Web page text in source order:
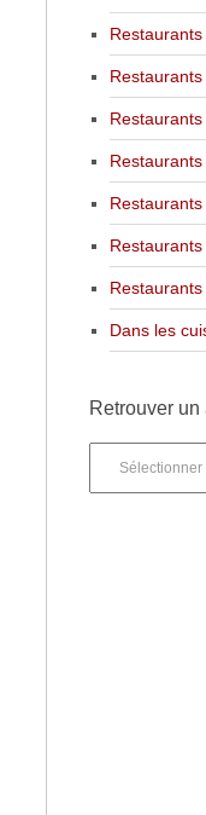
Restaurants
Restaurants
Dans les
Retrouver un